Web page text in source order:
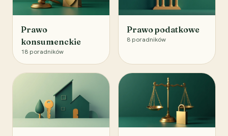
Prawo
konsumenckie
18 poradników
Prawo podatkowe
8 poradników